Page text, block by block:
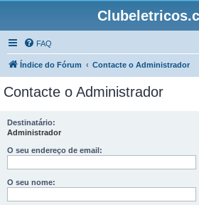
FAQ
Índice do Fórum Contacte o Administrador
Contacte o Administrador
Destinatário:
Administrador
O seu endereço de email:
O seu nome: